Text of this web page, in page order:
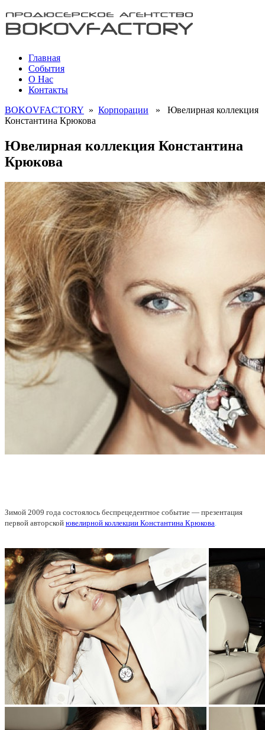
Главная
События
О Нас
Контакты
BOKOVFACTORY » Корпорации » Ювелирная коллекция
Константина Крюкова
Ювелирная коллекция Константина
Крюкова
Зимой 2009 года состоялось беспрецедентное событие — презентация
первой авторской ювелирной коллекции Константина Крюкова